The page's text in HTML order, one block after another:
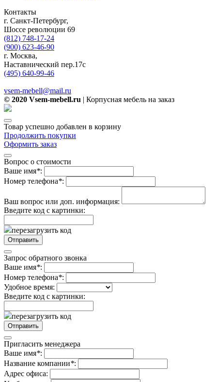
Контакты
г. Санкт-Петербург,
Шоссе революции 69
(812) 748-17-24
(900) 623-46-90
г. Москва,
Наставнический пер.17с
(495) 640-99-46
vsem-mebell@mail.ru
© 2020 Vsem-mebell.ru | Корпусная мебель на заказ
Товар успешно добавлен в корзину
Продолжить покупки
Оформить заказ
Вопрос о стоимости
Ваше имя*:
Номер телефона*:
Ваш вопрос или доп. информация:
Введите код с картинки:
перезагрузить код
Запрос обратного звонка
Ваше имя*:
Номер телефона*:
Удобное время:
Введите код с картинки:
перезагрузить код
Пригласить менеджера
Ваше имя*:
Название компании*:
Адрес офиса: